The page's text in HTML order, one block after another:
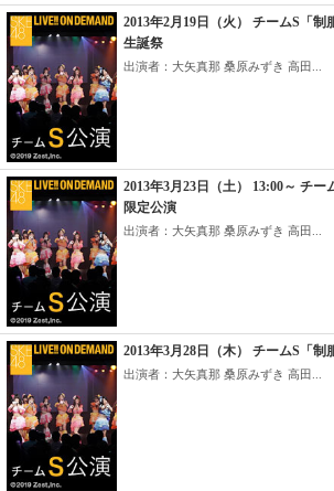
2013年2月19日（火） チームS「制
生誕祭
出演者：大矢真那 桑原みずき 高田...
2013年3月23日（土） 13:00～ チ
限定公演
出演者：大矢真那 桑原みずき 高田...
2013年3月28日（木） チームS「制
出演者：大矢真那 桑原みずき 高田...